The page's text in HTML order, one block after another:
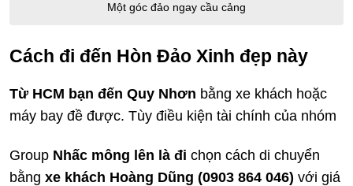
Một góc đảo ngay cầu cảng
Cách đi đến Hòn Đảo Xinh đẹp này
Từ HCM bạn đến Quy Nhơn bằng xe khách hoặc
máy bay đề được. Tùy điều kiện tài chính của nhóm
Group Nhấc mông lên là đi chọn cách di chuyển
bằng xe khách Hoàng Dũng (0903 864 046) với giá